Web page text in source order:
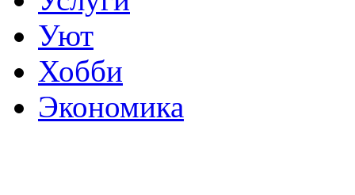
Уют
Хобби
Экономика